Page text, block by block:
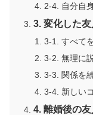
2-4. 自分自
3. 変化した
3-1. すべて
3-2. 無理に
3-3. 関係を
3-4. 新しい
4. 離婚後の